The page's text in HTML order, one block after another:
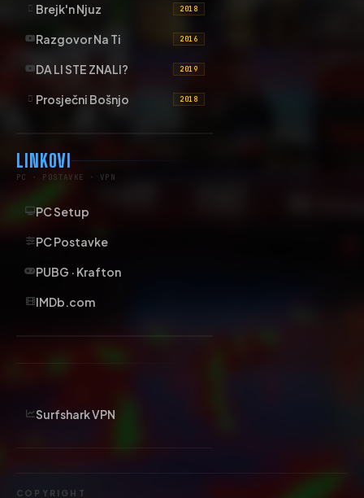
Brejk'n Njuz 2018
Razgovor Na Ti 2016
DA LI STE ZNALI? 2019
Prosječni Bošnjo 2018
LINKOVI
PC · POSTAVKE · VPN
PC Setup
PC Postavke
PUBG · Krafton
IMDb.com
Surfshark VPN
COPYRIGHT